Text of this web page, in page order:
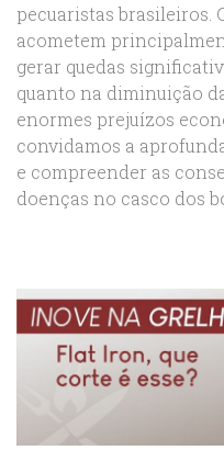
pecuaristas brasileiros.
acometem
gerar quedas
quanto na diminuição
enormes prejuízos
convidamos a
e compreender as
doenças no casco dos